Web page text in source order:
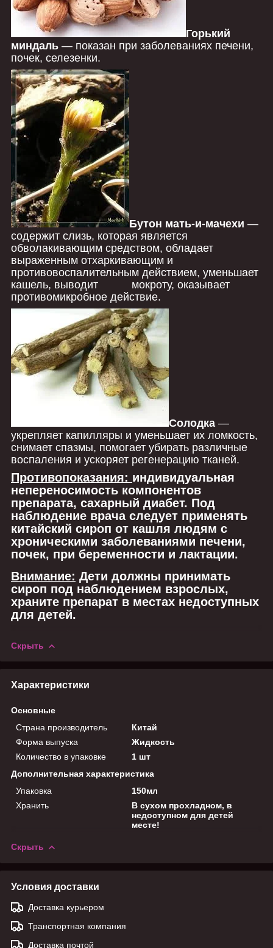
Горький
миндаль ― показан при заболеваниях печени,
почек, селезенки.
Бутон мать-и-мачехи ―
содержит слизь, которая является
обволакивающим средством, обладает
выраженным отхаркивающим и
противовоспалительным действием, уменьшает
кашель, выводит мокроту, оказывает
противомикробное действие.
Солодка ―
укрепляет капилляры и уменьшает их ломкость,
снимает спазмы, помогает убирать различные
воспаления и ускоряет регенерацию тканей.
Противопоказания: индивидуальная
непереносимость компонентов
препарата, сахарный диабет. Под
наблюдение врача следует применять
китайский сироп от кашля людям с
хроническими заболеваниями печени,
почек, при беременности и лактации.
Внимание: Дети должны принимать
сироп под наблюдением взрослых,
храните препарат в местах недоступных
для детей.
Скрыть
Характеристики
Основные
Страна производитель
Китай
Форма выпуска
Жидкость
Количество в упаковке
1 шт
Дополнительная характеристика
Упаковка
150мл
Хранить
В сухом прохладном, в
недоступном для детей
месте!
Скрыть
Условия доставки
Доставка курьером
Транспортная компания
Доставка почтой